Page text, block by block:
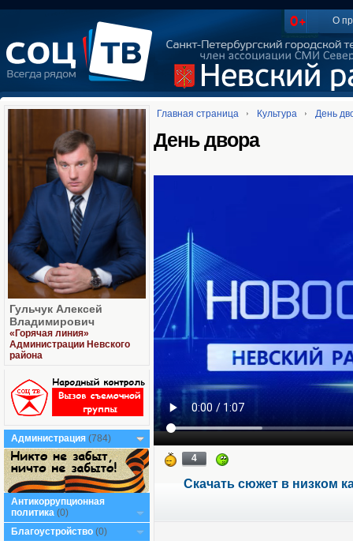
О
Гульчук Алексей
Владимирович
«Горячая линия»
Администрации Невского
района
Администрация (784)
Антикоррупционная
политика (0)
Благоустройство (0)
Главная страница Культура День
День двора
4
Скачать сюжет в низком